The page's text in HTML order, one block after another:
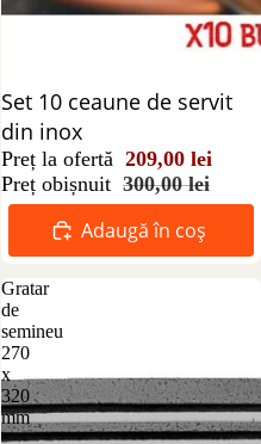
Reducere 30%
Set 10 ceaune de servit
din inox
Preț la ofertă 209,00 lei
Preț obișnuit 300,00 lei
Adaugă în coș
Gratar
de
semineu
270
x
320
mm